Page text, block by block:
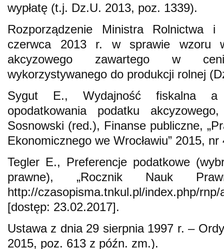
wypłatę (t.j. Dz.U. 2013, poz. 1339).
Rozporządzenie Ministra
czerwca 2013 r. w sprawie wzoru
akcyzowego zawartego w
wykorzystywanego do produkcji rolnej
Sygut E., Wydajność fiskalna
opodatkowania podatku
Sosnowski (red.), Finanse publiczne,
Ekonomicznego we Wrocławiu” 2015, nr
Tegler E., Preferencje podatkowe
prawne), „Rocznik Nauk
http://czasopisma.tnkul.pl/index.php/
[dostęp: 23.02.2017].
Ustawa z dnia 29 sierpnia 1997 r. –
2015, poz. 613 z późn. zm.).